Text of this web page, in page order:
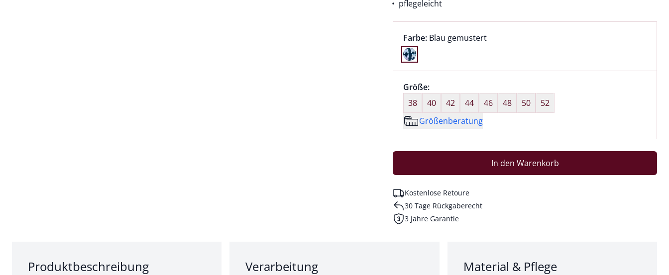
pflegeleicht
Farbauswahl:
Farbe: aktuell ausgewählt:
Blau gemustert
Farbe Blau gemustert ausgewählt
Größenauswahl:
Größe:nichts ausgewählt
38
40 42 44 46 48 50
52
Größenberatung
In den Warenkorb
Kostenlose Retoure
30 Tage Rückgaberecht
3 Jahre Garantie
Abschnitt 1 von 3:
Produktbeschreibung Abschnitt 2 von 3:
Verarbeitung Abschnitt 3 von 3:
Material & Pflege